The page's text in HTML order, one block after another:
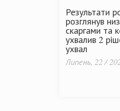
Результати
розглянув
скаргами та
ухвалив 2
ухвал
Липень, 22 /